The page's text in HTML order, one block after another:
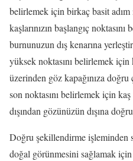
belirlemek için birkaç basit
kaşlarınızın başlangıç
burnunuzun dış kenarına
yüksek noktasını belirlemek için
üzerinden göz kapağınıza doğru
son noktasını belirlemek için kaş
dışından gözünüzün dışına
Doğru şekillendirme işleminden
doğal görünmesini sağlamak